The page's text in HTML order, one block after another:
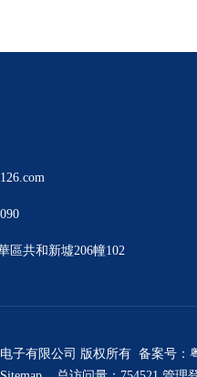
區共和新墟206幢102
子有限公司 版权所有 备案号：